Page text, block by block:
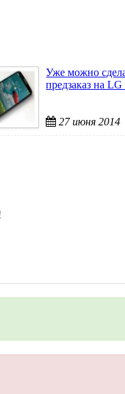
Уже можно
предзаказ на
27 июня 2014